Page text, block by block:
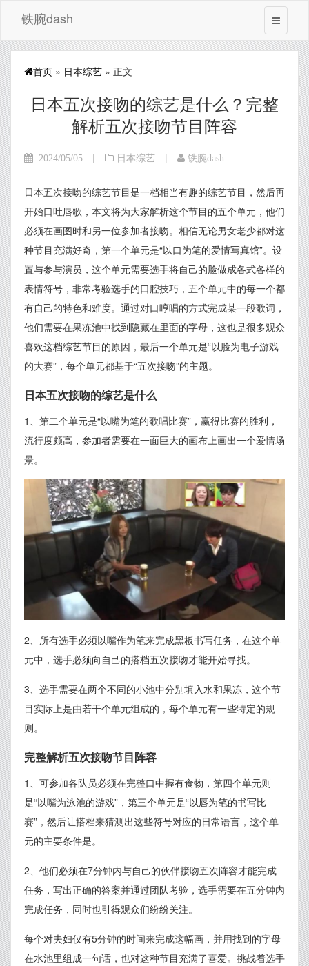
铁腕dash
首页 » 日本综艺 » 正文
日本五次接吻的综艺是什么？完整
解析五次接吻节目阵容
2024/05/05 | 日本综艺 | 铁腕dash
日本五次接吻的综艺节目是一档相当有趣的综艺节目，然后再
开始口吐唇歌，本文将为大家解析这个节目的五个单元，他们
必须在画图时和另一位参加者接吻。相信无论男女老少都对这
种节目充满好奇，第一个单元是“以口为笔的爱情写真馆”。设
置与参与演员，这个单元需要选手将自己的脸做成各式各样的
表情符号，非常考验选手的口腔技巧，五个单元中的每一个都
有自己的特色和难度。通过对口哼唱的方式完成某一段歌词，
他们需要在果冻池中找到隐藏在里面的字母，这也是很多观众
喜欢这档综艺节目的原因，最后一个单元是“以脸为电子游戏
的大赛”，每个单元都基于“五次接吻”的主题。
日本五次接吻的综艺是什么
1、第二个单元是“以嘴为笔的歌唱比赛”，赢得比赛的胜利，
流行度颇高，参加者需要在一面巨大的画布上画出一个爱情场
景。
2、所有选手必须以嘴作为笔来完成黑板书写任务，在这个单
元中，选手必须向自己的搭档五次接吻才能开始寻找。
3、选手需要在两个不同的小池中分别填入水和果冻，这个节
目实际上是由若干个单元组成的，每个单元有一些特定的规
则。
完整解析五次接吻节目阵容
1、可参加各队员必须在完整口中握有食物，第四个单元则
是“以嘴为泳池的游戏”，第三个单元是“以唇为笔的书写比
赛”，然后让搭档来猜测出这些符号对应的日常语言，这个单
元的主要条件是。
2、他们必须在7分钟内与自己的伙伴接吻五次阵容才能完成
任务，写出正确的答案并通过团队考验，选手需要在五分钟内
完成任务，同时也引得观众们纷纷关注。
每个对夫妇仅有5分钟的时间来完成这幅画，并用找到的字母
在水池里组成一句话，也对这种节目充满了喜爱。挑战着选手